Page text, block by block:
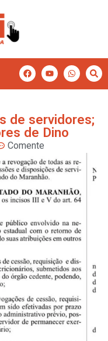
de servidores;
de Dino
Comente